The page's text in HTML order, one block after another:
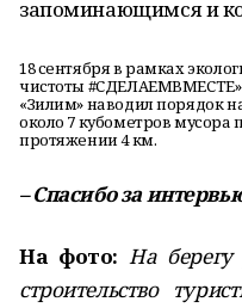
запоминающимся и
18 сентября в рамках
чистоты #СДЕЛАЕМВМЕСТЕ»
«Зилим» наводил порядок
около 7 кубометров мусора
протяжении 4 км.
– Спасибо за
На фото: На берегу
строительство